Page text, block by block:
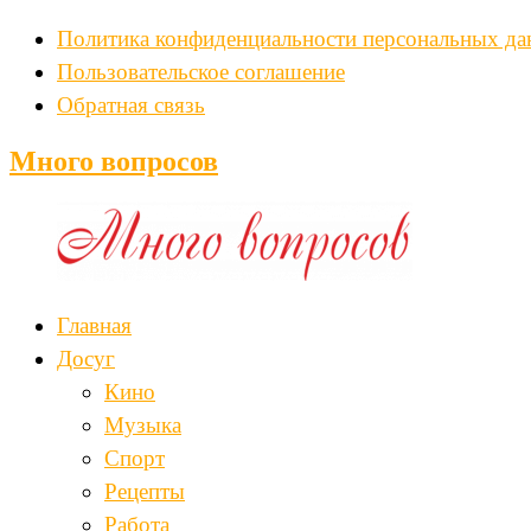
Политика конфиденциальности персональных
Пользовательское соглашение
Обратная связь
Много вопросов
Главная
Досуг
Кино
Музыка
Спорт
Рецепты
Работа